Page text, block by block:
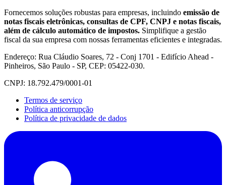
Fornecemos soluções robustas para empresas, incluindo emissão de
notas fiscais eletrônicas, consultas de CPF, CNPJ e notas fiscais,
além de cálculo automático de impostos. Simplifique a gestão
fiscal da sua empresa com nossas ferramentas eficientes e integradas.
Endereço: Rua Cláudio Soares, 72 - Conj 1701 - Edifício Ahead -
Pinheiros, São Paulo - SP, CEP: 05422-030.
CNPJ: 18.792.479/0001-01
Termos de serviço
Política anticorrupção
Política de privacidade de dados